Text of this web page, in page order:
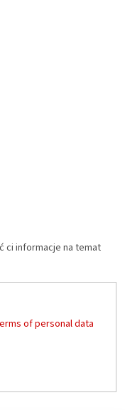
ci informacje na temat
of personal data